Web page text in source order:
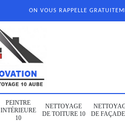
ON VOUS RAPPELLE
PEINTRE
INTÉRIEURE
10
NETTOYAGE
DE TOITURE 10
DE